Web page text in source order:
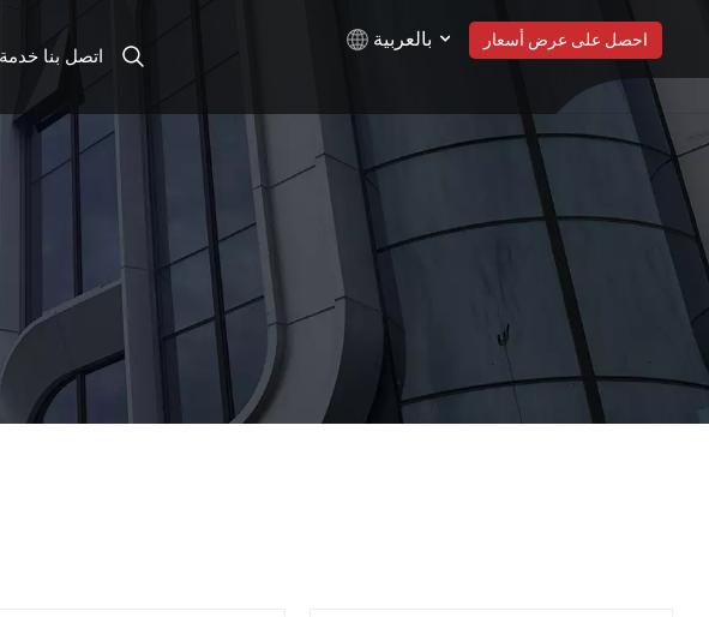
خدمة اتصل بنا
بالعربية
English
Русский
Español
Türkçe
بالعربية
احصل على عرض أسعار